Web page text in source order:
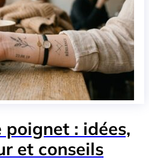
poignet : idées,
et conseils